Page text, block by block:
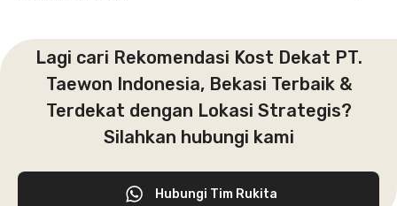
Lagi cari Rekomendasi Kost Dekat PT.
Taewon Indonesia, Bekasi Terbaik &
Terdekat dengan Lokasi Strategis?
Silahkan hubungi kami
Hubungi Tim Rukita